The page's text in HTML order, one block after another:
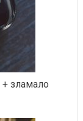
+ зламало